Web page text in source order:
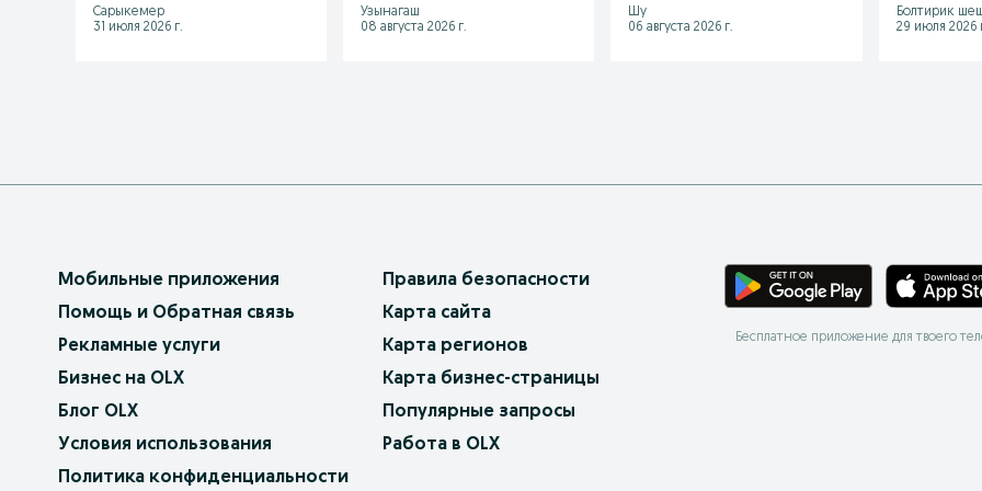
Сарыкемер
31 июля 2026 г.
Узынагаш
08 августа 2026 г.
Шу
06 августа 2026 г.
Болтирик
29 июля 2026
Мобильные приложения
Помощь и Обратная связь
Рекламные услуги
Бизнес на OLX
Блог OLX
Условия использования
Политика конфиденциальности
Правила безопасности
Карта сайта
Карта регионов
Карта бизнес-страницы
Популярные запросы
Работа в OLX
Бесплатное приложение для твоего